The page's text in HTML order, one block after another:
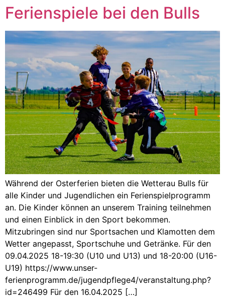
Ferienspiele bei den Bulls
Während der Osterferien bieten die Wetterau Bulls für
alle Kinder und Jugendlichen ein Ferienspielprogramm
an. Die Kinder können an unserem Training teilnehmen
und einen Einblick in den Sport bekommen.
Mitzubringen sind nur Sportsachen und Klamotten dem
Wetter angepasst, Sportschuhe und Getränke. Für den
09.04.2025 18-19:30 (U10 und U13) und 18-20:00 (U16-
U19) https://www.unser-
ferienprogramm.de/jugendpflege4/veranstaltung.php?
id=246499 Für den 16.04.2025 […]